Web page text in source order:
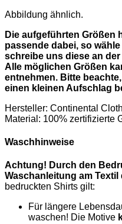
Abbildung ähnlich.
Die aufgeführten Größen
passende dabei, so
schreibe uns diese an
Alle möglichen Größen
entnehmen. Bitte
einen kleinen Aufschlag
Hersteller: Continental
Material: 100% zertifizierte
Waschhinweise
Achtung! Durch den
Waschanleitung am Textil
bedruckten Shirts gilt:
Für längere
waschen! Die Motive